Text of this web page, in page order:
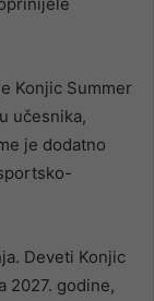
Konjic Summer
učesnika,
je dodatno
Deveti Konjic
2027. godine,